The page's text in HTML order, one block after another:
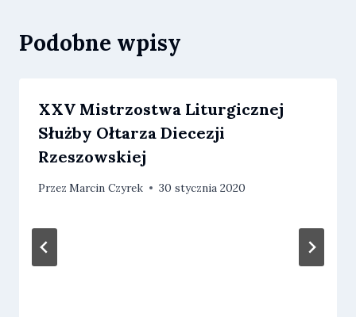
Podobne wpisy
XXV Mistrzostwa Liturgicznej
Służby Ołtarza Diecezji
Rzeszowskiej
Przez Marcin Czyrek 30 stycznia 2020